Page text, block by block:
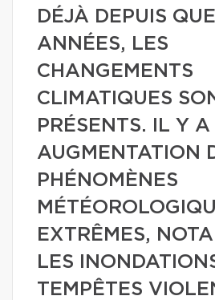
DÉJÀ DEPUIS
ANNÉES, LES
CHANGEMENTS
CLIMATIQUES
PRÉSENTS. IL Y A
AUGMENTATION
PHÉNOMÈNES
EXTRÊMES,
LES
TEMPÊTES